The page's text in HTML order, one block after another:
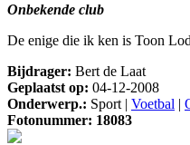
Onbekende club
De enige die ik ken is Toon
Bijdrager: Bert de Laat
Geplaatst op: 04-12-2008
Onderwerp.: Sport | Voetbal |
Fotonummer: 18083